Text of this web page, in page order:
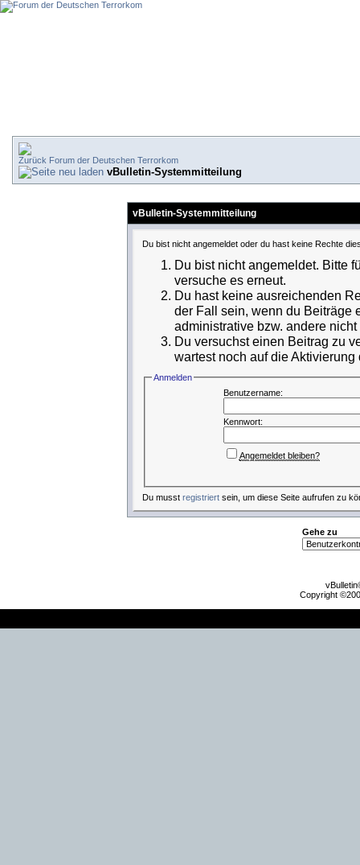
Forum der Deutschen Terrorkom
vBulletin-Systemmitteilung
vBulletin-Systemmitteilung
Du bist nicht angemeldet oder du hast keine Rechte
Du bist nicht angemeldet. Bitte
versuche es erneut.
Du hast keine ausreichenden
der Fall sein, wenn du Beiträge
administrative bzw. andere
Du versuchst einen Beitrag zu
wartest noch auf die
Anmelden
Benutzername:
Kennwort:
Angemeldet bleiben?
Du musst registriertsein, um diese Seite aufrufen zu
Gehe zu
Copyright